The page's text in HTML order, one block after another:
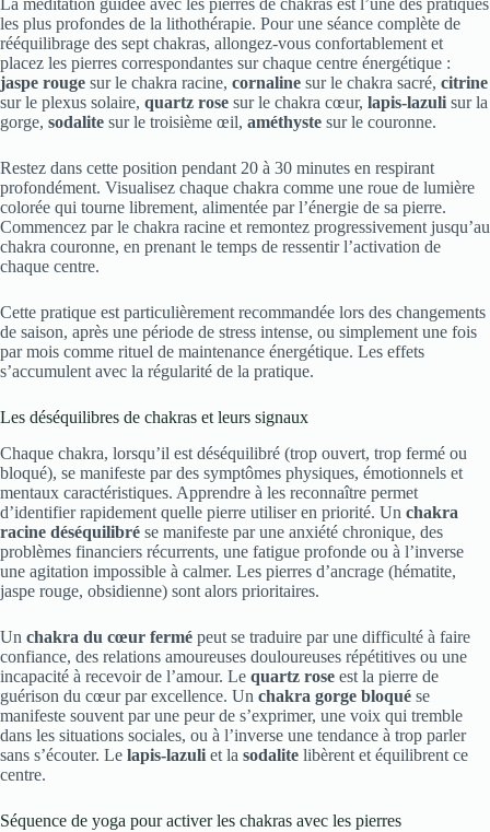
La méditation guidée avec les pierres de chakras est l’une des pratiques
les plus profondes de la lithothérapie. Pour une séance complète de
rééquilibrage des sept chakras, allongez-vous confortablement et
placez les pierres correspondantes sur chaque centre énergétique :
jaspe rouge sur le chakra racine, cornaline sur le chakra sacré, citrine
sur le plexus solaire, quartz rose sur le chakra cœur, lapis-lazuli sur la
gorge, sodalite sur le troisième œil, améthyste sur le couronne.
Restez dans cette position pendant 20 à 30 minutes en respirant
profondément. Visualisez chaque chakra comme une roue de lumière
colorée qui tourne librement, alimentée par l’énergie de sa pierre.
Commencez par le chakra racine et remontez progressivement jusqu’au
chakra couronne, en prenant le temps de ressentir l’activation de
chaque centre.
Cette pratique est particulièrement recommandée lors des changements
de saison, après une période de stress intense, ou simplement une fois
par mois comme rituel de maintenance énergétique. Les effets
s’accumulent avec la régularité de la pratique.
Les déséquilibres de chakras et leurs signaux
Chaque chakra, lorsqu’il est déséquilibré (trop ouvert, trop fermé ou
bloqué), se manifeste par des symptômes physiques, émotionnels et
mentaux caractéristiques. Apprendre à les reconnaître permet
d’identifier rapidement quelle pierre utiliser en priorité. Un chakra
racine déséquilibré se manifeste par une anxiété chronique, des
problèmes financiers récurrents, une fatigue profonde ou à l’inverse
une agitation impossible à calmer. Les pierres d’ancrage (hématite,
jaspe rouge, obsidienne) sont alors prioritaires.
Un chakra du cœur fermé peut se traduire par une difficulté à faire
confiance, des relations amoureuses douloureuses répétitives ou une
incapacité à recevoir de l’amour. Le quartz rose est la pierre de
guérison du cœur par excellence. Un chakra gorge bloqué se
manifeste souvent par une peur de s’exprimer, une voix qui tremble
dans les situations sociales, ou à l’inverse une tendance à trop parler
sans s’écouter. Le lapis-lazuli et la sodalite libèrent et équilibrent ce
centre.
Séquence de yoga pour activer les chakras avec les pierres